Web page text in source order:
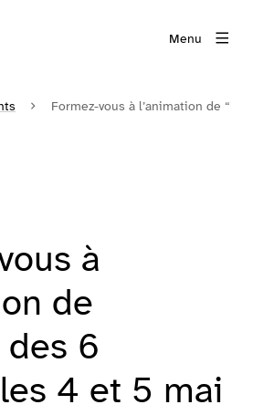
Menu
Formez-vous à l’animation de
à
de
des 6
4 et 5 mai